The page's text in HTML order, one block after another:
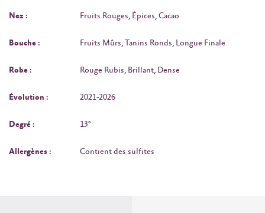
Nez : Fruits Rouges, Épices, Cacao
Bouche : Fruits Mûrs, Tanins Ronds, Longue Finale
Robe : Rouge Rubis, Brillant, Dense
Évolution : 2021-2026
Degré : 13°
Allergènes : Contient des sulfites